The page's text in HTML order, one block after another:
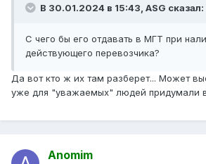
В 30.01.2024 в 15:43, ASG сказал:
С чего бы его отдавать в МГТ при
действующего перевозчика?
Да вот кто ж их там разберет... Может
уже для "уважаемых" людей придумали
Anomim